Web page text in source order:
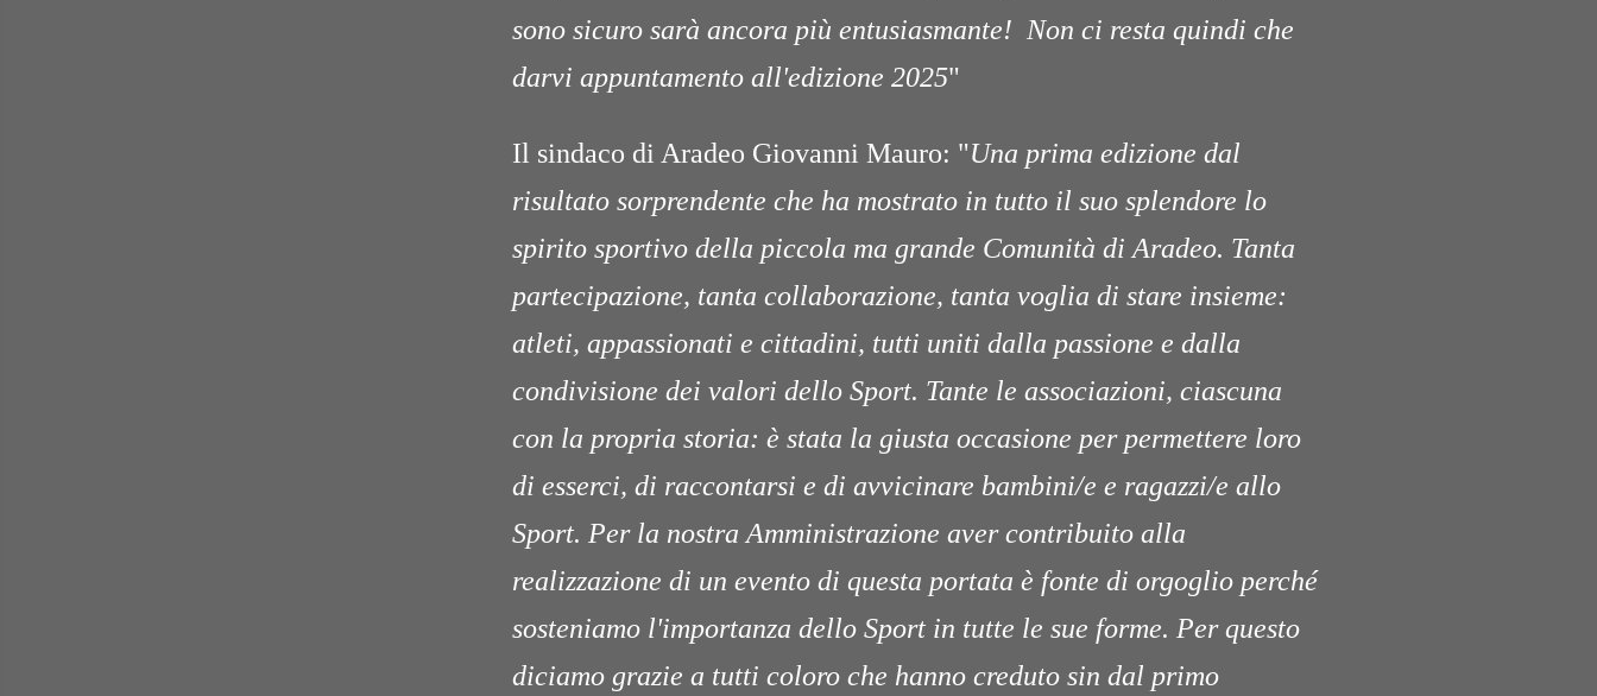
sono sicuro sarà ancora più entusiasmante! Non ci resta quindi che
darvi appuntamento all'edizione 2025"
Il sindaco di Aradeo Giovanni Mauro: "Una prima edizione dal
risultato sorprendente che ha mostrato in tutto il suo splendore lo
spirito sportivo della piccola ma grande Comunità di Aradeo. Tanta
partecipazione, tanta collaborazione, tanta voglia di stare insieme:
atleti, appassionati e cittadini, tutti uniti dalla passione e dalla
condivisione dei valori dello Sport. Tante le associazioni, ciascuna
con la propria storia: è stata la giusta occasione per permettere loro
di esserci, di raccontarsi e di avvicinare bambini/e e ragazzi/e allo
Sport. Per la nostra Amministrazione aver contribuito alla
realizzazione di un evento di questa portata è fonte di orgoglio perché
sosteniamo l'importanza dello Sport in tutte le sue forme. Per questo
diciamo grazie a tutti coloro che hanno creduto sin dal primo